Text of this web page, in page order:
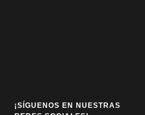
¡SÍGUENOS EN NUESTRAS